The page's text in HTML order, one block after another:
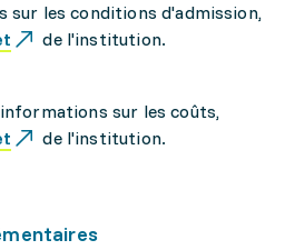
sur les conditions d'admission,
de l'institution.
sur les coûts,
de l'institution.